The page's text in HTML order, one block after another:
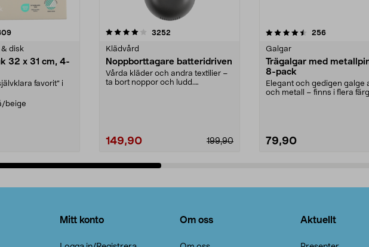
recensioner
& disk
32 x 31 cm, 4-
favorit” i
beige
5 stjärnor 3252
Klädvård
Noppborttagare batteridriven
Vårda kläder och andra textilier –
ta bort noppor och ludd.
199,90
149,90
4.5av 5 stjärnor 256recensioner
Galgar
Trägalgar med
8-pack
Elegant och gedigen galge
och metall – finns i flera
79,90
4.0av 5 stjärnor
Mitt konto Om oss Aktuellt